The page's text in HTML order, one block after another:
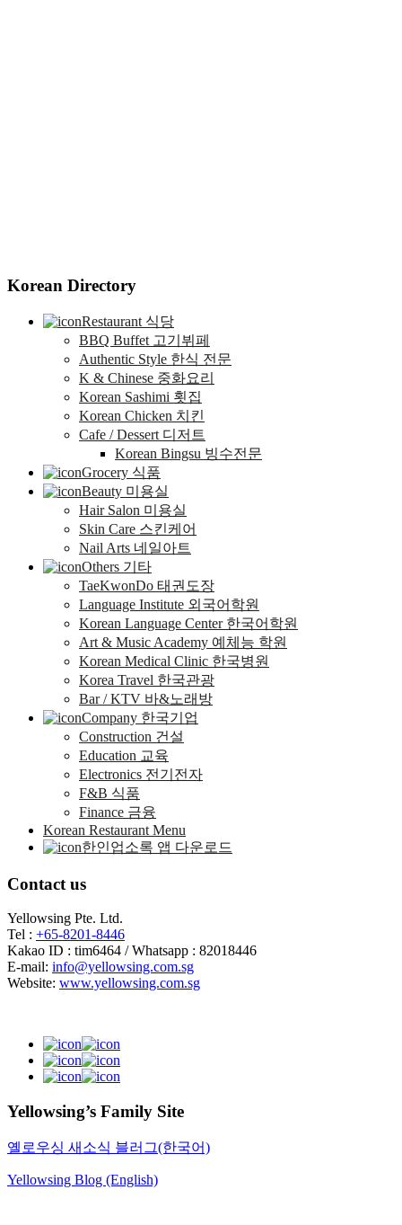
Korean Directory
Restaurant 식당
BBQ Buffet 고기뷔페
Authentic Style 한식 전문
K & Chinese 중화요리
Korean Sashimi 횟집
Korean Chicken 치킨
Cafe / Dessert 디저트
Korean Bingsu 빙수전문
Grocery 식품
Beauty 미용실
Hair Salon 미용실
Skin Care 스킨케어
Nail Arts 네일아트
Others 기타
TaeKwonDo 태권도장
Language Institute 외국어학원
Korean Language Center 한국어학원
Art & Music Academy 예체능 학원
Korean Medical Clinic 한국병원
Korea Travel 한국관광
Bar / KTV 바&노래방
Company 한국기업
Construction 건설
Education 교육
Electronics 전기전자
F&B 식품
Finance 금융
Korean Restaurant Menu
한인업소록 앱 다운로드
Contact us
Yellowsing Pte. Ltd.
Tel : +65-8201-8446
Kakao ID : tim6464 / Whatsapp : 82018446
E-mail: info@yellowsing.com.sg
Website: www.yellowsing.com.sg
Yellowsing’s Family Site
옐로우싱 새소식 블러그(한국어)
Yellowsing Blog (English)